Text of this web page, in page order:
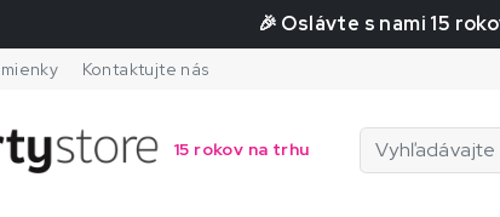
🎉 Oslávte s nami 15
Kontaktujte nás
15 rokov na trhu